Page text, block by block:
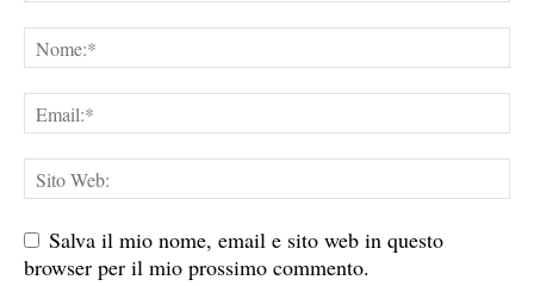
Salva il mio nome, email e sito web in questo
browser per il mio prossimo commento.